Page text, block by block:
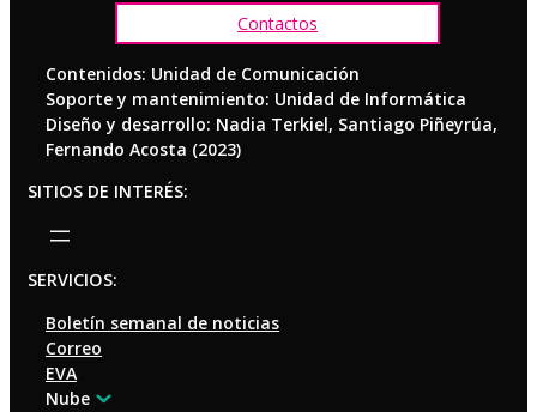
Contactos
Contenidos: Unidad de Comunicación
Soporte y mantenimiento: Unidad de Informática
Diseño y desarrollo: Nadia Terkiel, Santiago Piñeyrúa,
Fernando Acosta (2023)
SITIOS DE INTERÉS:
SERVICIOS:
Boletín semanal de noticias
Correo
EVA
Nube